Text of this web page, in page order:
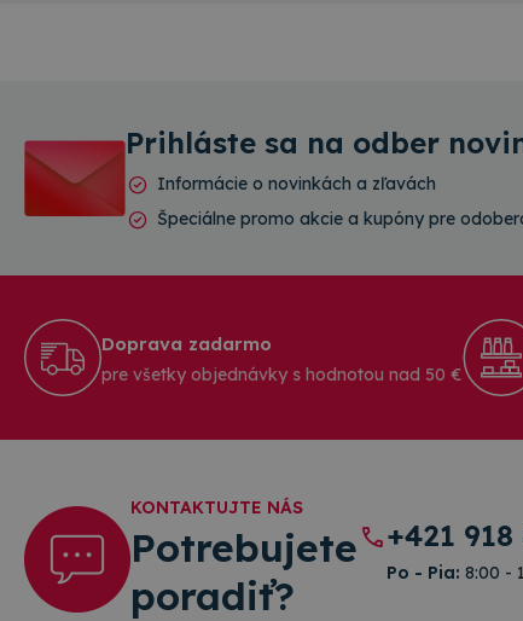
Prihláste sa na odber
Informácie o novinkách a zľavách
Špeciálne promo akcie a kupóny pre
Doprava zadarmo
pre všetky objednávky s hodnotou nad 50 €
KONTAKTUJTE NÁS
Potrebujete
poradiť?
+421 918
Po - Pia: 8:00 -